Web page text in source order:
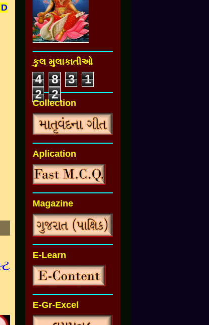
કુલ મુલાકાતીઓ
4 8 3
1
2
2
Collection
Aplication
Magazine
E-Learn
E-Gr-Excel